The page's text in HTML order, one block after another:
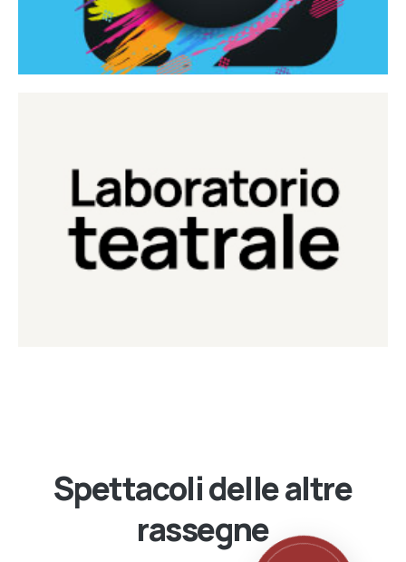
Laboratorio Teatrale
Laboratorio di teatro del Teatro Eduardo de Filippo
Continua
Spettacoli delle altre
rassegne